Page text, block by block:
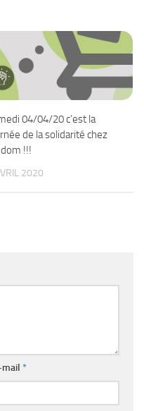
04/04/20 c’est la
de la solidarité chez
!!!
2020
mail *